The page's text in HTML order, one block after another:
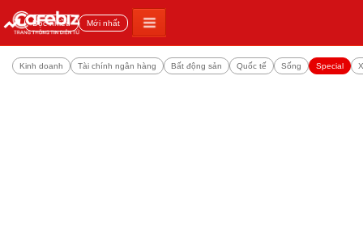
Đọc nhiều Mới nhất
Kinh doanh Tài chính ngân hàng Bất động sản Quốc tế Sống Special